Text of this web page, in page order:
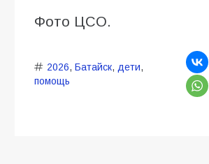
Фото ЦСО.
2026, Батайск, дети,
помощь